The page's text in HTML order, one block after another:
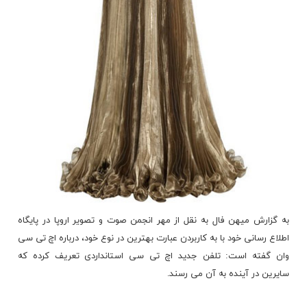
به گزارش میهن فال به نقل از مهر انجمن صوت و تصویر اروپا در پایگاه
اطلاع رسانی خود با به کاربردن عبارت بهترین در نوع خود، درباره اچ تی سی
وان گفته است: تلفن جدید اچ تی سی استانداردی تعریف کرده که
سایرین در آینده به آن می رسند.